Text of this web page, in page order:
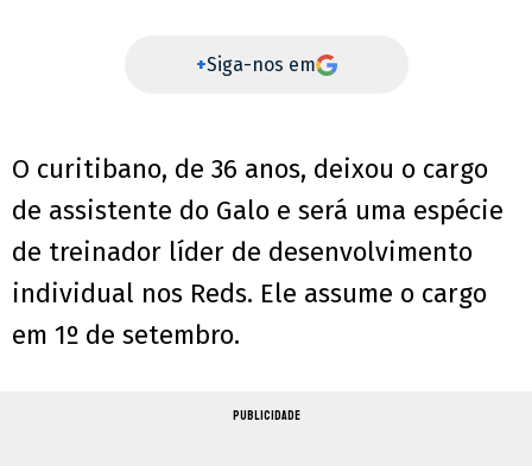
+Siga-nos em
O curitibano, de 36 anos, deixou o cargo
de assistente do Galo e será uma espécie
de treinador líder de desenvolvimento
individual nos Reds. Ele assume o cargo
em 1º de setembro.
PUBLICIDADE